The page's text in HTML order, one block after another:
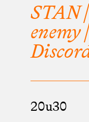
STAN
enemy
20u30